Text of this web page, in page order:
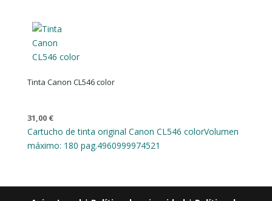
Tinta Canon CL546 color
31,00 €
Cartucho de tinta original Canon CL546 colorVolumen
máximo: 180 pag.4960999974521